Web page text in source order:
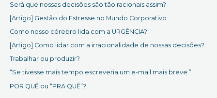
Será que nossas decisões são tão racionais assim?
[Artigo] Gestão do Estresse no Mundo Corporativo
Como nosso cérebro lida com a URGÊNCIA?
[Artigo] Como lidar com a irracionalidade de nossas decisões?
Trabalhar ou produzir?
“Se tivesse mais tempo escreveria um e-mail mais breve.”
POR QUÊ ou “PRA QUÊ”?